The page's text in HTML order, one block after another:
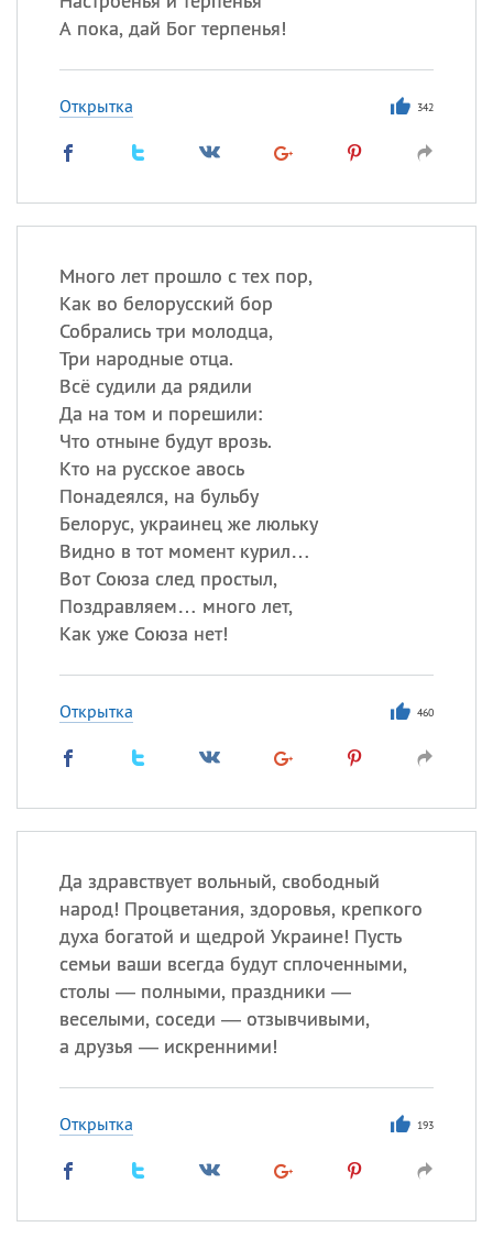
А пока, дай Бог терпенья!
Открытка 342
Много лет прошло с тех пор,
Как во белорусский бор
Собрались три молодца,
Три народные отца.
Всё судили да рядили
Да на том и порешили:
Что отныне будут врозь.
Кто на русское авось
Понадеялся, на бульбу
Белорус, украинец же люльку
Видно в тот момент курил…
Вот Союза след простыл,
Поздравляем… много лет,
Как уже Союза нет!
Открытка 460
Да здравствует вольный, свободный
народ! Процветания, здоровья, крепкого
духа богатой и щедрой Украине! Пусть
семьи ваши всегда будут сплоченными,
столы — полными, праздники —
веселыми, соседи — отзывчивыми,
а друзья — искренними!
Открытка 193